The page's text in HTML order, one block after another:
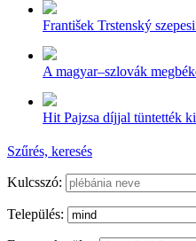
František Trstenský
A magyar–szlovák
Hit Pajzsa díjjal tüntették
Szűrés, keresés
Kulcsszó:
Település: